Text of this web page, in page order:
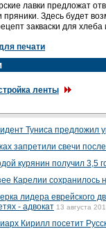
лавки предложат
пряники. Здесь будет
закваски для
печати
ленты
Туниса предложил
запретили свечи
курянин получил 3,5
Карелии сохранилось
лидера еврейского
- адвокат 13 августа
Кирилл посетит